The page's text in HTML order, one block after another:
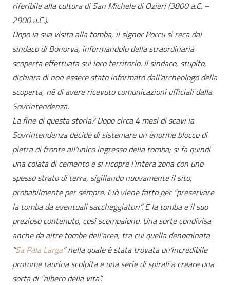
riferibile alla cultura di San Michele di Ozieri (3800 a.C. –
2900 a.C.).
Dopo la sua visita alla tomba, il signor Porcu si reca dal
sindaco di Bonorva, informandolo della straordinaria
scoperta effettuata sul loro territorio. Il sindaco, stupito,
dichiara di non essere stato informato dall’archeologo della
scoperta, né di avere ricevuto comunicazioni ufficiali dalla
Sovrintendenza.
La fine di questa storia? Dopo circa 4 mesi di scavi la
Sovrintendenza decide di sistemare un enorme blocco di
pietra di fronte all’unico ingresso della tomba; si fa quindi
una colata di cemento e si ricopre l’intera zona con uno
spesso strato di terra, sigillando nuovamente il sito,
probabilmente per sempre. Ciò viene fatto per “preservare
la tomba da eventuali saccheggiatori”. E la tomba e il suo
prezioso contenuto, così scompaiono. Una sorte condivisa
anche da altre tombe dell’area, tra cui quella denominata
“Sa Pala Larga” nella quale è stata trovata un’incredibile
protome taurina scolpita e una serie di spirali a creare una
sorta di “albero della vita”.